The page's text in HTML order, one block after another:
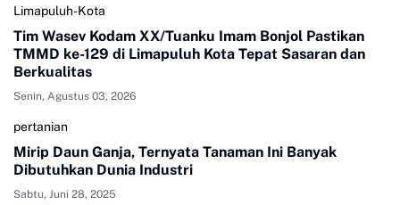
Limapuluh-Kota
Tim Wasev Kodam XX/Tuanku Imam Bonjol Pastikan
TMMD ke-129 di Limapuluh Kota Tepat Sasaran dan
Berkualitas
Senin, Agustus 03, 2026
pertanian
Mirip Daun Ganja, Ternyata Tanaman Ini Banyak
Dibutuhkan Dunia Industri
Sabtu, Juni 28, 2025